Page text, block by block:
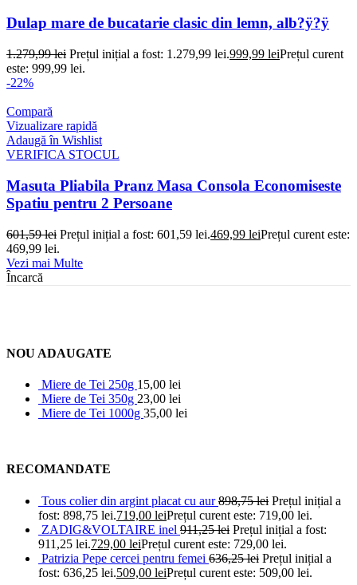
Dulap mare de bucatarie clasic din lemn, alb?ÿ?ÿ
1.279,99lei Prețul inițial a fost: 1.279,99 lei.999,99 leiPrețul curent
este: 999,99 lei.
-22%
Compară
Vizualizare rapidă
Adaugă în Wishlist
VERIFICA STOCUL
Masuta Pliabila Pranz Masa Consola Economiseste
Spatiu pentru 2 Persoane
601,59lei Prețul inițial a fost: 601,59 lei.469,99 leiPrețul curent este:
469,99 lei.
Vezi mai Multe
Încarcă
NOU ADAUGATE
Miere de Tei 250g 15,00 lei
Miere de Tei 350g 23,00 lei
Miere de Tei 1000g 35,00 lei
RECOMANDATE
Tous colier din argint placat cu aur898,75lei Prețul inițial a
fost: 898,75 lei.719,00 leiPrețul curent este: 719,00 lei.
ZADIG&VOLTAIRE inel 911,25lei Prețul inițial a fost:
911,25 lei.729,00 leiPrețul curent este: 729,00 lei.
Patrizia Pepe cercei pentru femei 636,25lei Prețul inițial a
fost: 636,25 lei.509,00 leiPrețul curent este: 509,00 lei.